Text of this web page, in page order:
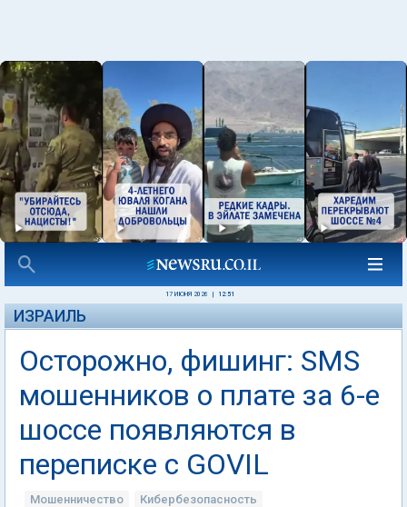
17 ИЮНЯ 2026 12:51
ИЗРАИЛЬ
Осторожно, фишинг: SMS
мошенников о плате за 6-е
шоссе появляются в
переписке с GOVIL
Мошенничество Кибербезопасность